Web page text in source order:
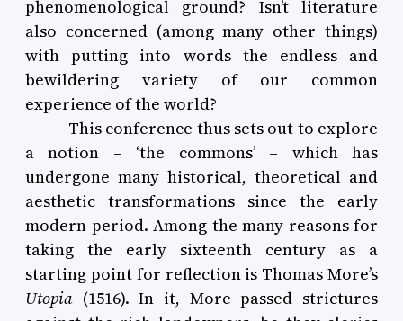
phenomenological ground? Isn’t literature
also concerned (among many other things)
with putting into words the endless and
bewildering variety of our common
experience of the world?
This conference thus sets out to explore
a notion – ‘the commons’ – which has
undergone many historical, theoretical and
aesthetic transformations since the early
modern period. Among the many reasons for
taking the early sixteenth century as a
starting point for reflection is Thomas More’s
Utopia (1516). In it, More passed strictures